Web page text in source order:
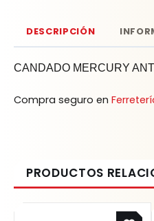
DESCRIPCIÓN
CANDADO MERCURY
Compra seguro en